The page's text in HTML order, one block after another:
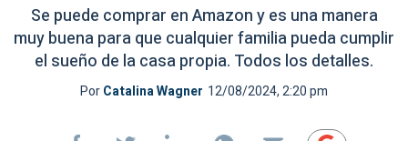
Se puede comprar en Amazon y es una manera
muy buena para que cualquier familia pueda cumplir
el sueño de la casa propia. Todos los detalles.
PorCatalina Wagner 12/08/2024, 2:20 pm